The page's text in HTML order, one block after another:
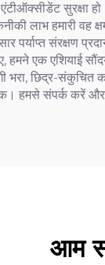
लाभ हमारी
संरक्षण
एक एशियाई
छिद्र-
संपर्क करें और
आम